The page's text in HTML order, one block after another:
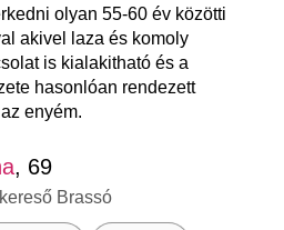
olyan 55-60 év közötti
akivel laza és komoly
is kialakitható és a
hasonlóan rendezett
enyém.
, 69
Brassó